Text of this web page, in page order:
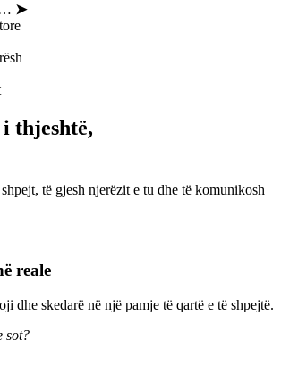
➤
thjeshtë,
të gjesh njerëzit e tu dhe të komunikosh
reale
dhe skedarë në një pamje të qartë e të shpejtë.
sot?